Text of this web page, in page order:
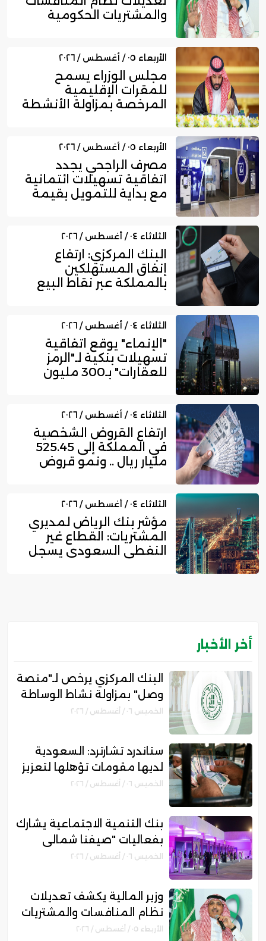
والمشتريات الحكومية
الأربعاء ٠٥ / أغسطس / ٢٠٢٦
مجلس الوزراء يسمح
للمقرات الإقليمية
المرخصة بمزاولة الأنشطة
الأربعاء ٠٥ / أغسطس / ٢٠٢٦
مصرف الراجحي يجدد
اتفاقية تسهيلات ائتمانية
مع بداية للتمويل بقيمة
الثلاثاء ٠٤ / أغسطس / ٢٠٢٦
البنك المركزي: ارتفاع
إنفاق المستهلكين
بالمملكة عبر نقاط البيع
الثلاثاء ٠٤ / أغسطس / ٢٠٢٦
"الإنماء" يوقع اتفاقية
تسهيلات بنكية لـ"الرمز
للعقارات" بـ300 مليون
الثلاثاء ٠٤ / أغسطس / ٢٠٢٦
ارتفاع القروض الشخصية
في المملكة إلى 525.45
مليار ريال .. ونمو قروض
الثلاثاء ٠٤ / أغسطس / ٢٠٢٦
مؤشر بنك الرياض لمديري
المشتريات: القطاع غير
النفطي السعودي يسجل
أخر الأخبار
البنك المركزي يرخص لـ"منصة
وصل" بمزاولة نشاط الوساطة
الرقمية لجهات التمويل
الخميس ٠٦ / أغسطس / ٢٠٢٦
ستاندرد تشارترد: السعودية
لديها مقومات تؤهلها لتعزيز
مكانتها بمجال التمويل
الخميس ٠٦ / أغسطس / ٢٠٢٦
بنك التنمية الاجتماعية يشارك
بفعاليات "صيفنا شمالي
2026" لتمكين رواد الأعمالالخميس ٠٦ / أغسطس / ٢٠٢٦
وزير المالية يكشف تعديلات
نظام المنافسات والمشتريات
الحكومية الجديد
الأربعاء ٠٥ / أغسطس / ٢٠٢٦